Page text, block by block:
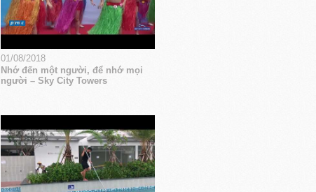
01/08/2018
Nhớ đến một người, để nhớ mọi
người – Sky City Towers